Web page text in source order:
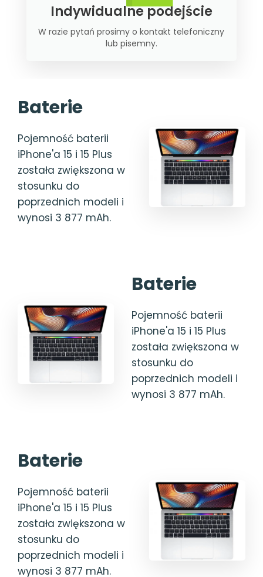
Indywidualne podejście
W razie pytań prosimy o kontakt telefoniczny
lub pisemny.
Baterie
Pojemność baterii
iPhone'a 15 i 15 Plus
została zwiększona w
stosunku do
poprzednich modeli i
wynosi 3 877 mAh.
Baterie
Pojemność baterii
iPhone'a 15 i 15 Plus
została zwiększona w
stosunku do
poprzednich modeli i
wynosi 3 877 mAh.
Baterie
Pojemność baterii
iPhone'a 15 i 15 Plus
została zwiększona w
stosunku do
poprzednich modeli i
wynosi 3 877 mAh.